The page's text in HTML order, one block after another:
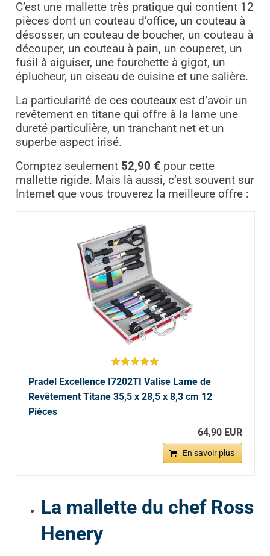
C’est une mallette très pratique qui contient 12
pièces dont un couteau d’office, un couteau à
désosser, un couteau de boucher, un couteau à
découper, un couteau à pain, un couperet, un
fusil à aiguiser, une fourchette à gigot, un
éplucheur, un ciseau de cuisine et une salière.
La particularité de ces couteaux est d’avoir un
revêtement en titane qui offre à la lame une
dureté particulière, un tranchant net et un
superbe aspect irisé.
Comptez seulement 52,90 € pour cette
mallette rigide. Mais là aussi, c’est souvent sur
Internet que vous trouverez la meilleure offre :
Pradel Excellence I7202TI Valise Lame de
Revêtement Titane 35,5 x 28,5 x 8,3 cm 12
Pièces
64,90 EUR
En savoir plus
La mallette du chef Ross
Henery